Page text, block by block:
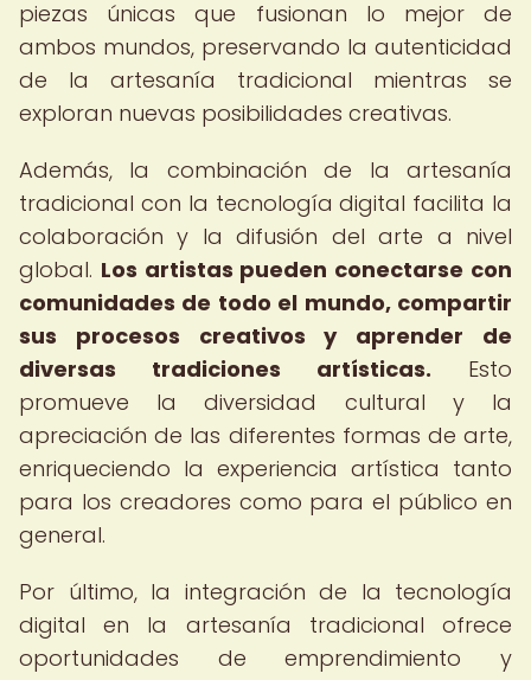
piezas únicas que fusionan lo mejor de
ambos mundos, preservando la autenticidad
de la artesanía tradicional mientras se
exploran nuevas posibilidades creativas.
Además, la combinación de la artesanía
tradicional con la tecnología digital facilita la
colaboración y la difusión del arte a nivel
global. Los artistas pueden conectarse con
comunidades de todo el mundo, compartir
sus procesos creativos y aprender de
diversas tradiciones artísticas. Esto
promueve la diversidad cultural y la
apreciación de las diferentes formas de arte,
enriqueciendo la experiencia artística tanto
para los creadores como para el público en
general.
Por último, la integración de la tecnología
digital en la artesanía tradicional ofrece
oportunidades de emprendimiento y